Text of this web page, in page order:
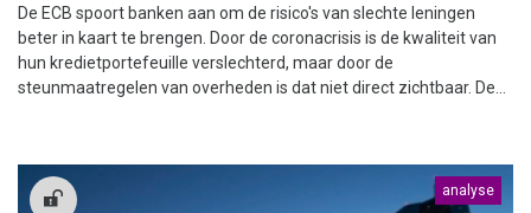
De ECB spoort banken aan om de risico's van slechte leningen
beter in kaart te brengen. Door de coronacrisis is de kwaliteit van
hun kredietportefeuille verslechterd, maar door de
steunmaatregelen van overheden is dat niet direct zichtbaar. De...
analyse